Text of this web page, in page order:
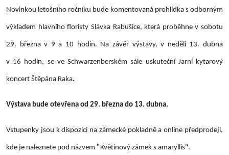
Novinkou letošního ročníku bude komentovaná prohlídka s odborným
výkladem hlavního floristy Slávka Rabušice, která proběhnev sobotu
29. března v 9 a 10 hodin. Na závěr výstavy, v neděli 13. dubna
v 16 hodin, se ve Schwarzenberském sále uskuteční Jarní kytarový
koncert Štěpána Raka.
Výstava bude otevřena od 29. března do 13. dubna.
Vstupenky jsou k dispozici na zámecké pokladně a online předprodeji,
kde je naleznete pod názvem "Květinový zámek s amaryllis".